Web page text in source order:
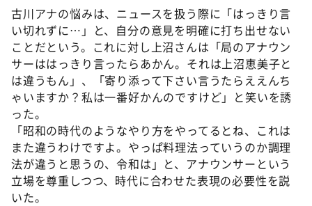
古川アナの悩みは、ニュースを扱う際に「はっきり言
い切れずに…」と、自分の意見を明確に打ち出せない
ことだという。これに対し上沼さんは「局のアナウン
サーははっきり言ったらあかん。それは上沼恵美子と
は違うもん」、「寄り添って下さい言うたらええんち
ゃいますか？私は一番好かんのですけど」と笑いを誘
った。
「昭和の時代のようなやり方をやってるとね、これは
また違うわけですよ。やっぱ料理法っていうのか調理
法が違うと思うの、令和は」と、アナウンサーという
立場を尊重しつつ、時代に合わせた表現の必要性を説
いた。